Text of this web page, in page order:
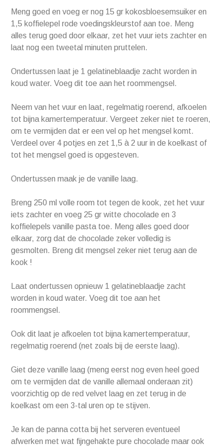
Meng goed en voeg er nog 15 gr kokosbloesemsuiker en
1,5 koffielepel rode voedingskleurstof aan toe. Meng
alles terug goed door elkaar, zet het vuur iets zachter en
laat nog een tweetal minuten pruttelen.
Ondertussen laat je 1 gelatineblaadje zacht worden in
koud water. Voeg dit toe aan het roommengsel.
Neem van het vuur en laat, regelmatig roerend, afkoelen
tot bijna kamertemperatuur. Vergeet zeker niet te roeren,
om te vermijden dat er een vel op het mengsel komt.
Verdeel over 4 potjes en zet 1,5 à 2 uur in de koelkast of
tot het mengsel goed is opgesteven.
Ondertussen maak je de vanille laag.
Breng 250 ml volle room tot tegen de kook, zet het vuur
iets zachter en voeg 25 gr witte chocolade en 3
koffielepels vanille pasta toe. Meng alles goed door
elkaar, zorg dat de chocolade zeker volledig is
gesmolten. Breng dit mengsel zeker niet terug aan de
kook !
Laat ondertussen opnieuw 1 gelatineblaadje zacht
worden in koud water. Voeg dit toe aan het
roommengsel.
Ook dit laat je afkoelen tot bijna kamertemperatuur,
regelmatig roerend (net zoals bij de eerste laag).
Giet deze vanille laag (meng eerst nog even heel goed
om te vermijden dat de vanille allemaal onderaan zit)
voorzichtig op de red velvet laag en zet terug in de
koelkast om een 3-tal uren op te stijven.
Je kan de panna cotta bij het serveren eventueel
afwerken met wat fijngehakte pure chocolade maar ook